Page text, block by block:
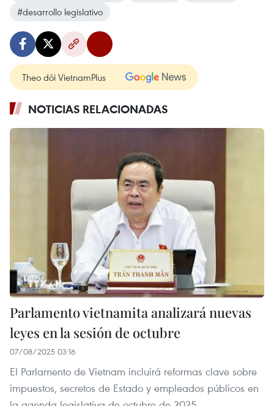
#desarrollo legislativo
Theo dõi VietnamPlus
NOTICIAS RELACIONADAS
Parlamento vietnamita analizará nuevas
leyes en la sesión de octubre
07/08/2025 03:16
El Parlamento de Vietnam incluirá reformas clave sobre
impuestos, secretos de Estado y empleados públicos en